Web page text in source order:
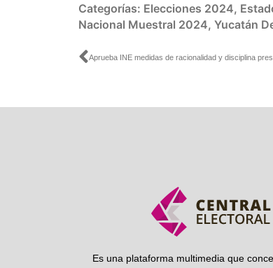
Categorías: Elecciones 2024,
Nacional Muestral 2024, Yucatán
Ant
Es una plataforma multimedia que